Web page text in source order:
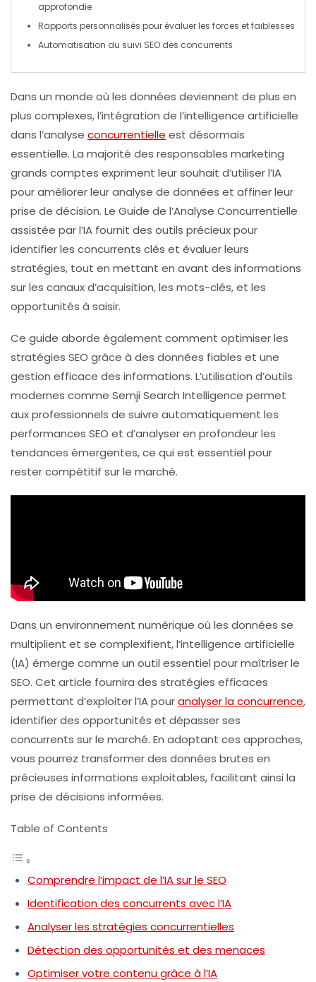
approfondie
Rapports personnalisés pour évaluer les forces etfaiblesses
Automatisation du suivi SEO des concurrents
Dans un monde où les données deviennent de plus en
plus complexes, l’intégration de l’intelligence artificielle
dans l’analyse concurrentielle est désormais
essentielle. La majorité des responsables marketing
grands comptes expriment leur souhait d’utiliser l’IA
pour améliorer leuranalyse de données et affiner leur
prise de décision. Le Guide de l’Analyse Concurrentielle
assistée par l’IA fournit des outils précieux pour
identifier les concurrents clés et évaluer leurs
stratégies, tout en mettant en avant des informations
sur les canaux d’acquisition, les mots-clés, et les
opportunités à saisir.
Ce guide aborde également comment optimiser les
stratégies SEO grâce à des données fiables et une
gestion efficace des informations. L’utilisation d’outils
modernes comme Semji Search Intelligence permet
aux professionnels de suivre automatiquement les
performances SEO et d’analyser en profondeur les
tendances émergentes, ce qui est essentiel pour
rester compétitif sur le marché.
Dans un environnement numérique où les données se
multiplient et se complexifient,l’intelligence artificielle
(IA) émerge comme un outil essentiel pour maîtriser le
SEO. Cet article fournira des stratégies efficaces
permettant d’exploiter l’IA pouranalyser la concurrence,
identifier des opportunités et dépasser ses
concurrents sur le marché. En adoptant ces approches,
vous pourrez transformer des données brutes en
précieuses informations exploitables, facilitant ainsi la
prise de décisions informées.
Table of Contents
Comprendre l’impact de l’IA sur le SEO
Identification des concurrents avec l’IA
Analyser les stratégies concurrentielles
Détection des opportunités et des menaces
Optimiser votre contenu grâce à l’IA